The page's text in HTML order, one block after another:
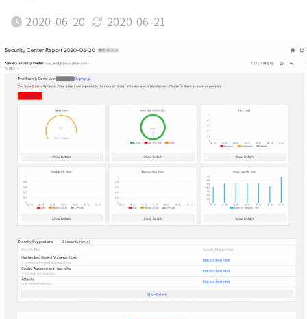
2020-06-20 2020-06-21